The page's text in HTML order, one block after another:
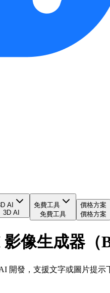
AI
3D AI
免費工具
免費工具
價格方案
價格方案
影像生成器（
AI 開發，支援文字或圖片